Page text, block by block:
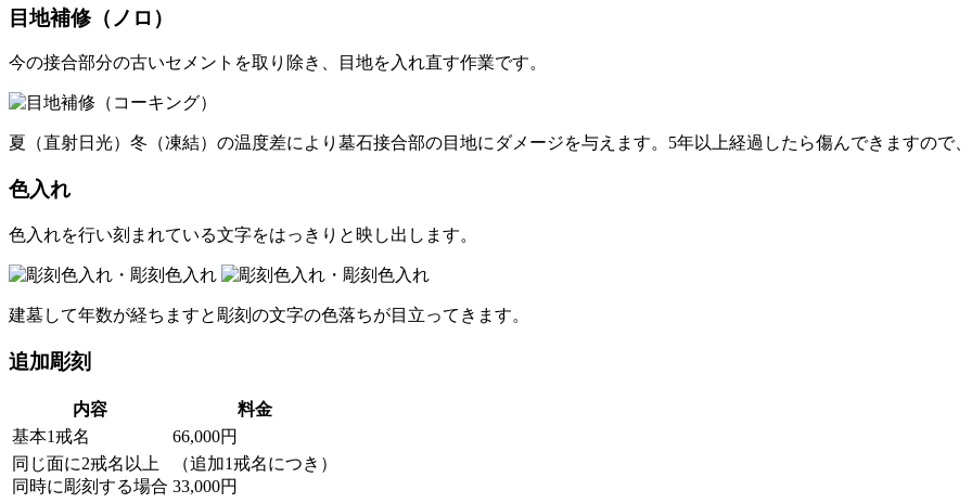
目地補修（ノロ）
今の接合部分の古いセメントを取り除き、目地を入れ直す作業です。
夏（直射日光）冬（凍結）の温度差により墓石接合部の目地にダメージを与えます。5年以上経過したら傷んできますので、
色入れ
色入れを行い刻まれている文字をはっきりと映し出します。
建墓して年数が経ちますと彫刻の文字の色落ちが目立ってきます。
追加彫刻
内容
料金
基本1戒名
66,000円
同じ面に2戒名以上
同時に彫刻する場合
（追加1戒名につき）
33,000円